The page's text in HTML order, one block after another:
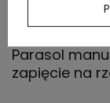
Parasol
zapięcie na